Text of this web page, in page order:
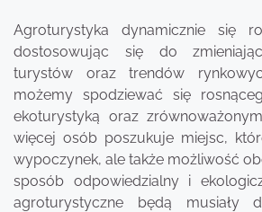
Agroturystyka dynamicznie się
dostosowując się do
turystów oraz trendów
możemy spodziewać się
ekoturystyką oraz
więcej osób poszukuje miejsc,
wypoczynek, ale także możliwość
sposób odpowiedzialny i
agroturystyczne będą musiały